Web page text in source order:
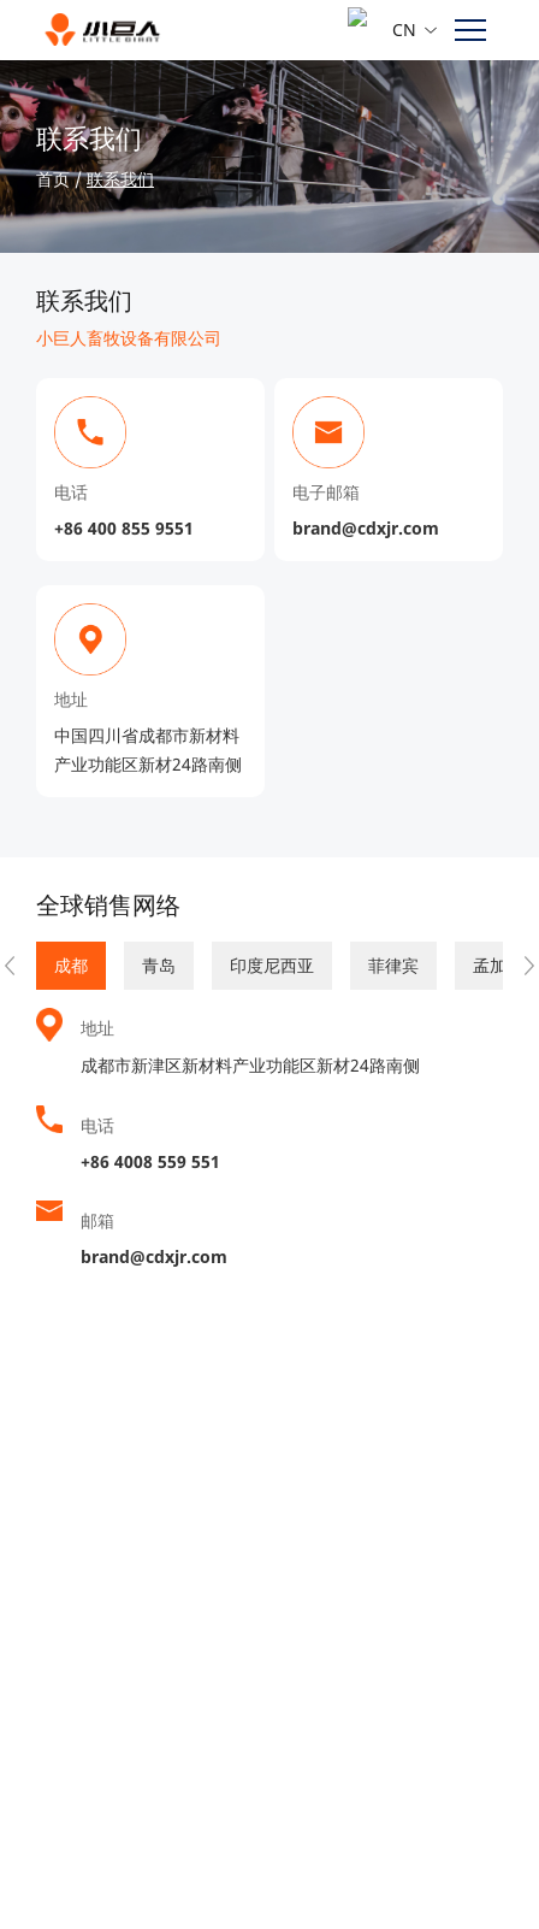
CN
联系我们
首页 / 联系我们
联系我们
小巨人畜牧设备有限公司
电话
+86 400 855 9551
电子邮箱
brand@cdxjr.com
地址
中国四川省成都市新材料
产业功能区新材24路南侧
全球销售网络
成都 青岛 印度尼西亚 菲律宾 孟加拉国
地址
成都市新津区新材料产业功能区新材24路南侧
电话
+86 4008 559 551
邮箱
brand@cdxjr.com